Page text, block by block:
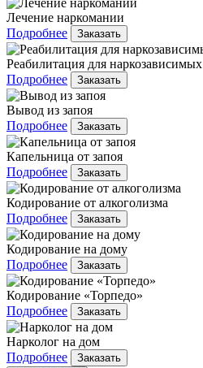
Лечение наркомании
Подробнее
Заказать
Реабилитация для наркозависимых
Подробнее
Заказать
Вывод из запоя
Подробнее
Заказать
Капельница от запоя
Подробнее
Заказать
Кодирование от алкоголизма
Подробнее
Заказать
Кодирование на дому
Подробнее
Заказать
Кодирование «Торпедо»
Подробнее
Заказать
Нарколог на дом
Подробнее
Заказать